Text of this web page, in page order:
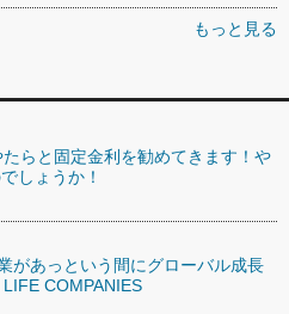
もっと見る
らと固定金利を勧めてきます！や
しょうか！
があっという間にグローバル成長
COMPANIES